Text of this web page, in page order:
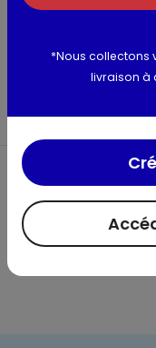
7 bigoudis brosse
*Nous collectons
livraison à